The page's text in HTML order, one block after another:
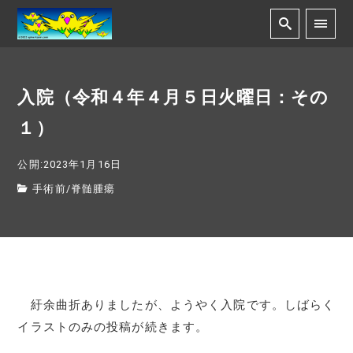
入院（令和４年４月５日火曜日：その
１）
公開:2023年1月16日
手術前/脊髄腫瘍
紆余曲折ありましたが、ようやく入院です。しばらく
イラストのみの投稿が続きます。